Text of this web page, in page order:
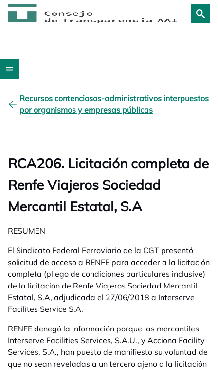
Recursos contenciosos-administrativos interpuestos
por organismos y empresas públicas
RCA206. Licitación completa de
Renfe Viajeros Sociedad
Mercantil Estatal, S.A
RESUMEN
El Sindicato Federal Ferroviario de la CGT presentó
solicitud de acceso a RENFE para acceder a la licitación
completa (pliego de condiciones particulares inclusive)
de la licitación de Renfe Viajeros Sociedad Mercantil
Estatal, S.A, adjudicada el 27/06/2018 a Interserve
Facilites Service S.A.
RENFE denegó la información porque las mercantiles
Interserve Facilities Services, S.A.U., y Acciona Facility
Services, S.A., han puesto de manifiesto su voluntad de
que no sean reveladas a un tercero ajeno a la licitación